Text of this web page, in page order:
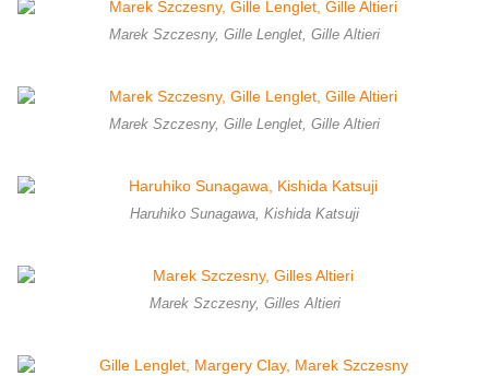
Marek Szczesny, Gille Lenglet, Gille Altieri
Marek Szczesny, Gille Lenglet, Gille Altieri
Haruhiko Sunagawa, Kishida Katsuji
Marek Szczesny, Gilles Altieri